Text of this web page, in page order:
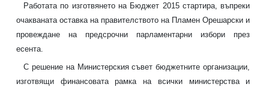
Работата по изготвянето на Бюджет 2015 стартира, въпреки
очакваната оставка на правителството на Пламен Орешарски и
провеждане на предсрочни парламентарни избори през
есента.
С решение на Министерския съвет бюджетните организации,
изготвящи финансовата рамка на всички министерства и